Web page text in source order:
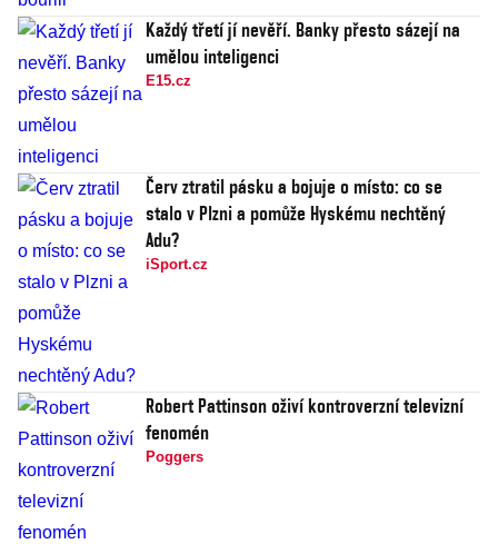
Každý třetí jí nevěří. Banky přesto sázejí na
umělou inteligenci
E15.cz
Červ ztratil pásku a bojuje o místo: co se
stalo v Plzni a pomůže Hyskému nechtěný
Adu?
iSport.cz
Robert Pattinson oživí kontroverzní televizní
fenomén
Poggers